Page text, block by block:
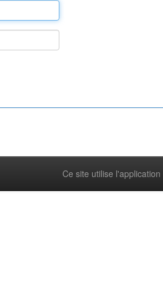
Ce site utilise l'application